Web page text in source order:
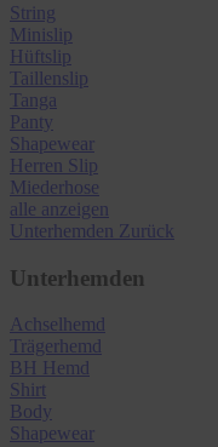
String
Minislip
Hüftslip
Taillenslip
Tanga
Panty
Shapewear
Herren Slip
Miederhose
alle anzeigen
Unterhemden Zurück
Unterhemden
Achselhemd
Trägerhemd
BH Hemd
Shirt
Body
Shapewear